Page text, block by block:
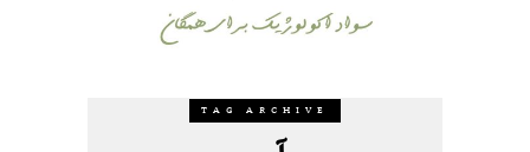
TAG ARCHIVE